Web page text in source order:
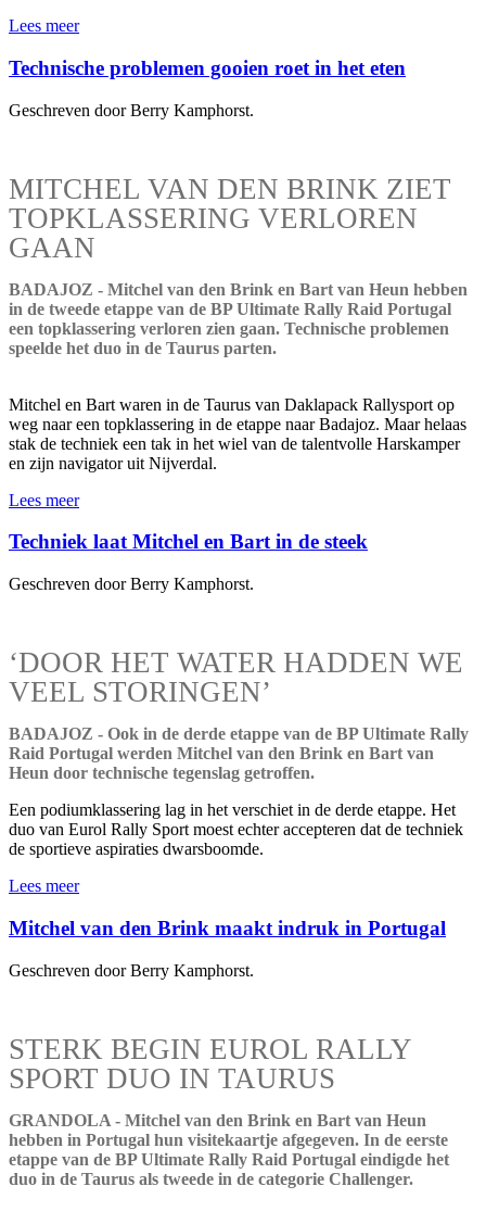
Lees meer
Technische problemen gooien roet in het eten
Geschreven door Berry Kamphorst.
MITCHEL VAN DEN BRINK ZIET
TOPKLASSERING VERLOREN
GAAN
BADAJOZ - Mitchel van den Brink en Bart van Heun hebben
in de tweede etappe van de BP Ultimate Rally Raid Portugal
een topklassering verloren zien gaan. Technische problemen
speelde het duo in de Taurus parten.
Mitchel en Bart waren in de Taurus van Daklapack Rallysport op
weg naar een topklassering in de etappe naar Badajoz. Maar helaas
stak de techniek een tak in het wiel van de talentvolle Harskamper
en zijn navigator uit Nijverdal.
Lees meer
Techniek laat Mitchel en Bart in de steek
Geschreven door Berry Kamphorst.
‘DOOR HET WATER HADDEN WE
VEEL STORINGEN’
BADAJOZ - Ook in de derde etappe van de BP Ultimate Rally
Raid Portugal werden Mitchel van den Brink en Bart van
Heun door technische tegenslag getroffen.
Een podiumklassering lag in het verschiet in de derde etappe. Het
duo van Eurol Rally Sport moest echter accepteren dat de techniek
de sportieve aspiraties dwarsboomde.
Lees meer
Mitchel van den Brink maakt indruk in Portugal
Geschreven door Berry Kamphorst.
STERK BEGIN EUROL RALLY
SPORT DUO IN TAURUS
GRANDOLA - Mitchel van den Brink en Bart van Heun
hebben in Portugal hun visitekaartje afgegeven. In de eerste
etappe van de BP Ultimate Rally Raid Portugal eindigde het
duo in de Taurus als tweede in de categorie Challenger.